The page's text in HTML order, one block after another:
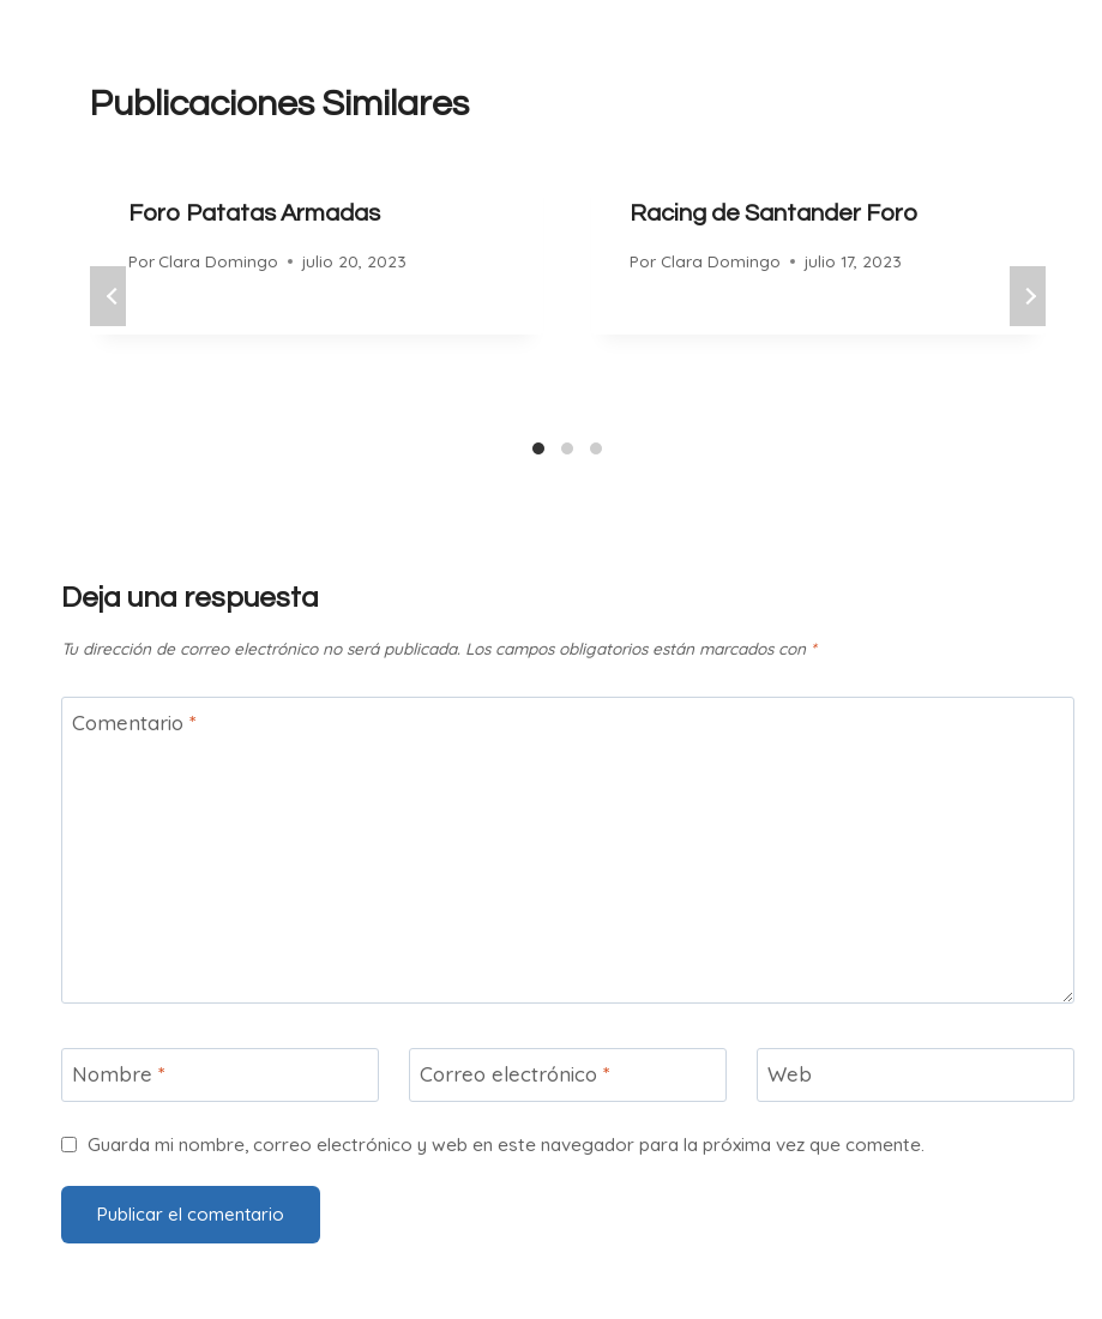
Publicaciones Similares
Foro Patatas Armadas
Por Clara Domingo julio 20, 2023
Racing de Santander Foro
Por Clara Domingo julio 17, 2023
Deja una respuesta
Tu dirección de correo electrónico no será publicada. Los campos obligatorios están marcados con *
Comentario *
Nombre * Correo electrónico * Web
Guarda mi nombre, correo electrónico y web en este navegador para la próxima vez que comente.